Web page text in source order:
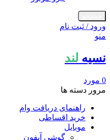
ورود / ثبت نام
منو
نسیه لند
0 مورد
مرور دسته ها
راهنمای دریافت وام
خرید اقساطی
موبایل
گوشی آیفون